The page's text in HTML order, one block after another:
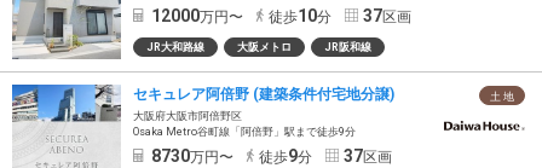
12000万円〜 徒歩10分 37区画
JR大和路線 大阪メトロ JR阪和線
土 地
セキュレア阿倍野 (建築条件付宅地分譲)
大阪府大阪市阿倍野区
Osaka Metro谷町線「阿倍野」駅まで徒歩9分
8730万円〜 徒歩9分 37区画